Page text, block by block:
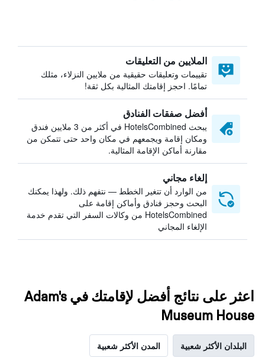
الملايين من التعليقات
تقييمات وتعليقات حقيقية من ملايين النزلاء، مثلك
تمامًا. احجز إقامتك المثالية بكل ثقة!
أفضل صفقات الفنادق
يبحث HotelsCombined في أكثر من 3 ملايين فندق
ومكان إقامة ويجمعهم في مكان واحد حتى تتمكن من
مقارنة أماكن الإقامة المثالية.
إلغاء مجاني
من الوارد أن تتغير الخطط — نتفهم ذلك. ولهذا يمكنك
البحث وحجز فنادق وأماكن إقامة على
HotelsCombined من وكالات السفر التي تقدم خدمة
الإلغاء المجاني
اعثر على نتائج أفضل لإقامتك في Adam's
Museum House
البلدان الأكثر شعبية المدن الأكثر شعبية